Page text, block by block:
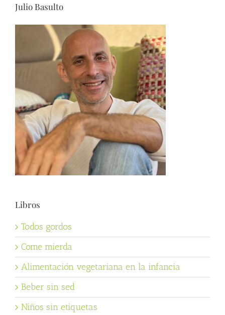
Julio Basulto
Libros
Todos gordos
Come mierda
Alimentación vegetariana en la infancia
Beber sin sed
Niños sin etiquetas